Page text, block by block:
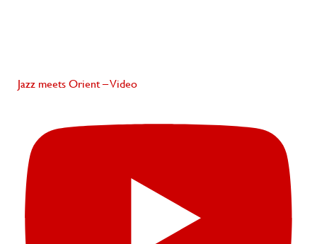
Jazz meets Orient – Video